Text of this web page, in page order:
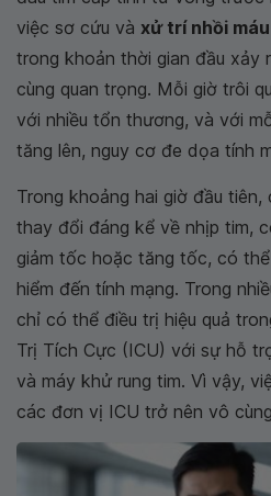
việc sơ cứu và xử trí nhồi
trong khoản thời gian đầu xảy
cùng quan trọng. Mỗi giờ trôi
với nhiều tổn thương, và với
tăng lên, nguy cơ đe dọa tính
Trong khoảng hai giờ đầu
thay đổi đáng kể về nhịp tim,
giảm tốc hoặc tăng tốc, có
hiểm đến tính mạng. Trong
chỉ có thể điều trị hiệu quả
Trị Tích Cực (ICU) với sự hỗ
và máy khử rung tim. Vì vậy,
các đơn vị ICU trở nên vô